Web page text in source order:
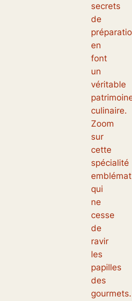
secrets
de
en
font
un
véritable
culinaire.
Zoom
sur
cette
spécialité
qui
ne
cesse
de
ravir
les
papilles
des
gourmets.